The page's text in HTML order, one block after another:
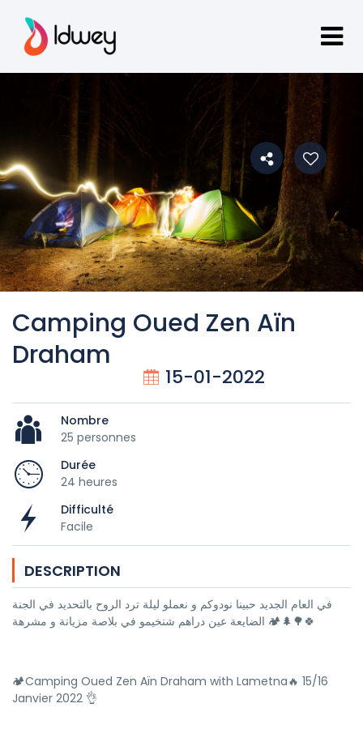
Camping Oued Zen Aïn
Draham
15-01-2022
Nombre
25 personnes
Durée
24 heures
Difficulté
Facile
DESCRIPTION
في العام الجديد حبينا نودوكم و نعملو ليلة ترد الروح بالتحديد في الجنة
الضايعة عين دراهم شنخيمو في بلاصة مزيانة و مشرهة 🏕️🌲🌳🍀
🏕️Camping Oued Zen Aïn Draham with Lametna🔥 15/16
Janvier 2022 👌